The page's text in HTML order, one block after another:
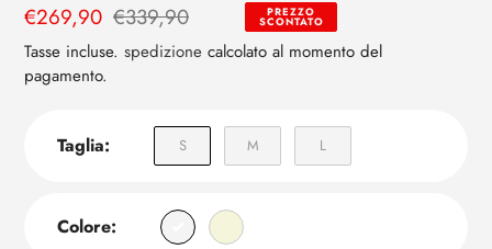
tuo
carrello
Prezzo
di
vendita
€269,90
Prezzo
regolare
€339,90 PREZZO
SCONTATO
Tasse incluse. spedizione calcolato al momento del
pagamento.
Taglia: S M L
Colore: